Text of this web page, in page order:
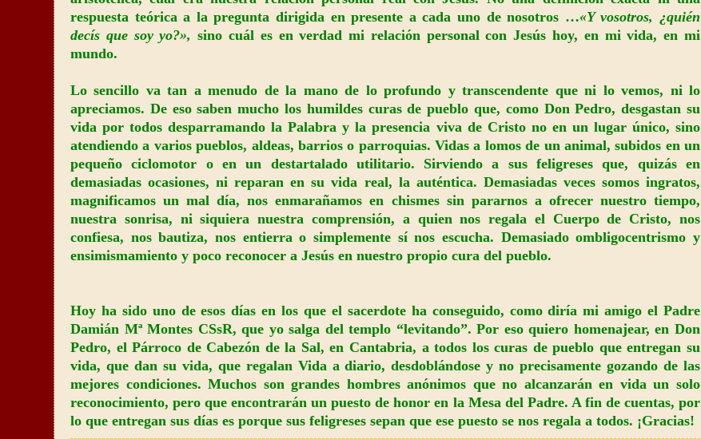
respuesta teórica a la pregunta dirigida en presente a cada uno de nosotros …«Y vosotros, ¿quién
decís que soy yo?»,sino cuál es en verdad mi relación personal con Jesús hoy, en mi vida, en mi
mundo.
Lo sencillo va tan a menudo de la mano de lo profundo y transcendente que ni lo vemos, ni lo
apreciamos. De eso saben mucho los humildes curas de pueblo que, como Don Pedro, desgastan su
vida por todos desparramando la Palabra y la presencia viva de Cristo no en un lugar único, sino
atendiendo a varios pueblos, aldeas, barrios o parroquias. Vidas a lomos de un animal, subidos en un
pequeño ciclomotor o en un destartalado utilitario. Sirviendo a sus feligreses que, quizás en
demasiadas ocasiones, ni reparan en su vida real, la auténtica. Demasiadas veces somos ingratos,
magnificamos un mal día, nos enmarañamos en chismes sin pararnos a ofrecer nuestro tiempo,
nuestra sonrisa, ni siquiera nuestra comprensión, a quien nos regala el Cuerpo de Cristo, nos
confiesa, nos bautiza, nos entierra o simplemente sí nos escucha. Demasiado ombligocentrismo y
ensimismamiento y poco reconocer a Jesús en nuestro propio cura del pueblo.
Hoy ha sido uno de esos días en los que el sacerdote ha conseguido, como diría mi amigo el Padre
Damián Mª Montes CSsR, que yo salga del templo “levitando”. Por eso quiero homenajear, en Don
Pedro, el Párroco de Cabezón de la Sal, en Cantabria, a todos los curas de pueblo que entregan su
vida, que dan su vida, que regalan Vida a diario, desdoblándose y no precisamente gozando de las
mejores condiciones. Muchos son grandes hombres anónimos que no alcanzarán en vida un solo
reconocimiento, pero que encontrarán un puesto de honor en la Mesa del Padre. A fin de cuentas, por
lo que entregan sus días es porque sus feligreses sepan que ese puesto se nos regala a todos. ¡Gracias!